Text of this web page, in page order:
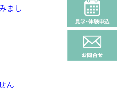
まし
ん